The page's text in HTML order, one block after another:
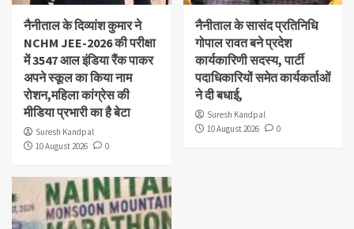
नैनीताल के दिव्यांश‌ कुमार ने
NCHM JEE-2026 की परीक्षा
में 3547 आल इंडिया रैंक पाकर
अपने स्कूल का किया नाम
रोशन,महिला कांग्रेस की
मीडिया प्रभारी का है बेटा
Suresh Kandpal
10 August 2026
0
नैनीताल के सासंद प्रतिनिधि
गोपाल रावत बने प्रदेश
कार्यकारिणी सदस्य, पार्टी
पदाधिकारियों समेत कार्यकर्ताओं
ने दी बधाई,
Suresh Kandpal
10 August 2026
0